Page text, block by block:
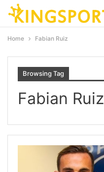
Home Fabian Ruiz
Browsing Tag
Fabian Ruiz